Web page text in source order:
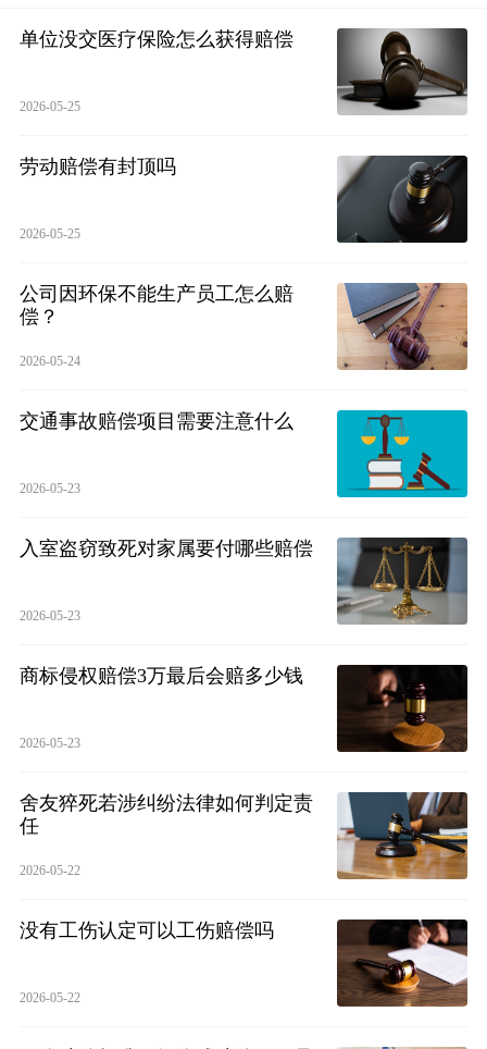
单位没交医疗保险怎么获得赔偿
2026-05-25
劳动赔偿有封顶吗
2026-05-25
公司因环保不能生产员工怎么赔
偿？
2026-05-24
交通事故赔偿项目需要注意什么
2026-05-23
入室盗窃致死对家属要付哪些赔偿
2026-05-23
商标侵权赔偿3万最后会赔多少钱
2026-05-23
舍友猝死若涉纠纷法律如何判定责
任
2026-05-22
没有工伤认定可以工伤赔偿吗
2026-05-22